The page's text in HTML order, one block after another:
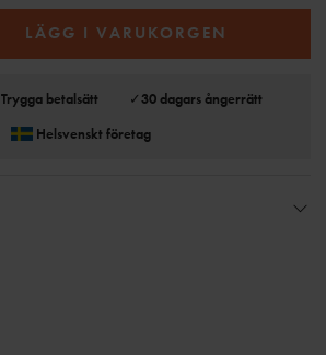
LÄGG I VARUKORGEN
Trygga betalsätt ✓30 dagars ångerrätt
Helsvenskt företag